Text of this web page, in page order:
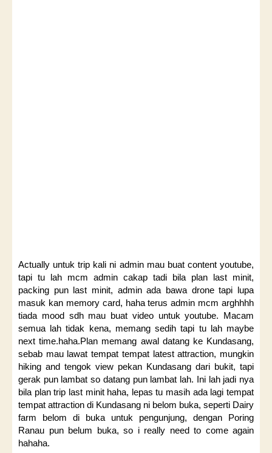
Actually untuk trip kali ni admin mau buat content youtube,
tapi tu lah mcm admin cakap tadi bila plan last minit,
packing pun last minit, admin ada bawa drone tapi lupa
masuk kan memory card, haha terus admin mcm arghhhh
tiada mood sdh mau buat video untuk youtube. Macam
semua lah tidak kena, memang sedih tapi tu lah maybe
next time.haha.Plan memang awal datang ke Kundasang,
sebab mau lawat tempat tempat latest attraction, mungkin
hiking and tengok view pekan Kundasang dari bukit, tapi
gerak pun lambat so datang pun lambat lah. Ini lah jadi nya
bila plan trip last minit haha, lepas tu masih ada lagi tempat
tempat attraction di Kundasang ni belom buka, seperti Dairy
farm belom di buka untuk pengunjung, dengan Poring
Ranau pun belum buka, so i really need to come again
hahaha.